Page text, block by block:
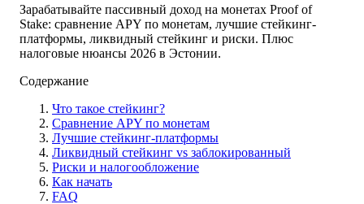
Зарабатывайте пассивный доход на монетах Proof of
Stake: сравнение APY по монетам, лучшие стейкинг-
платформы, ликвидный стейкинг и риски. Плюс
налоговые нюансы 2026 в Эстонии.
Содержание
Что такое стейкинг?
Сравнение APY по монетам
Лучшие стейкинг-платформы
Ликвидный стейкинг vs заблокированный
Риски и налогообложение
Как начать
FAQ